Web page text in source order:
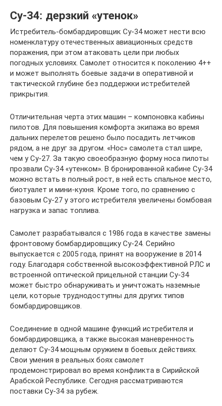
Су-34: дерзкий «утенок»
Истребитель-бомбардировщик Су-34 может нести всю
номенклатуру отечественных авиационных средств
поражения, при этом атаковать цели при любых
погодных условиях. Самолет относится к поколению 4++
и может выполнять боевые задачи в оперативной и
тактической глубине без поддержки истребителей
прикрытия.
Отличительная черта этих машин – компоновка кабины
пилотов. Для повышения комфорта экипажа во время
дальних перелетов решено было посадить летчиков
рядом, а не друг за другом. «Нос» самолета стал шире,
чем у Су-27. За такую своеобразную форму носа пилоты
прозвали Су-34 «утенком». В бронированной кабине Су-34
можно встать в полный рост, в ней есть спальное место,
биотуалет и мини-кухня. Кроме того, по сравнению с
базовым Су-27 у этого истребителя увеличены бомбовая
нагрузка и запас топлива.
Самолет разрабатывался с 1986 года в качестве замены
фронтовому бомбардировщику Су-24. Серийно
выпускается с 2005 года, принят на вооружение в 2014
году. Благодаря собственной высокоэффективной РЛС и
встроенной оптической прицельной станции Су-34
может быстро обнаруживать и уничтожать наземные
цели, которые труднодоступны для других типов
бомбардировщиков.
Соединение в одной машине функций истребителя и
бомбардировщика, а также высокая маневренность
делают Су-34 мощным оружием в боевых действиях.
Свои умения в реальных боях самолет
продемонстрировал во время конфликта в Сирийской
Арабской Республике. Сегодня рассматриваются
поставки Су-34 за рубеж.